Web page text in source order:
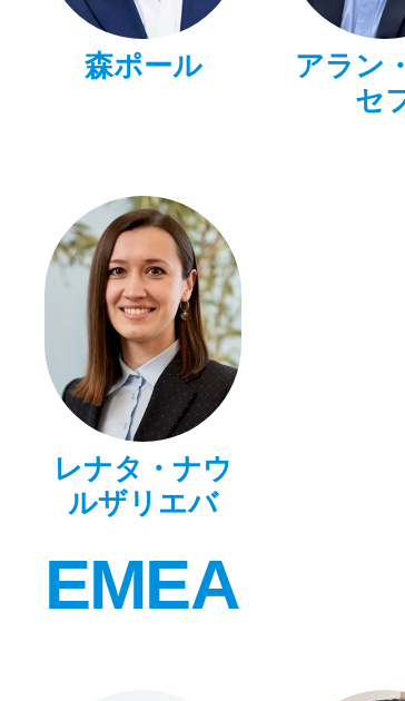
森ポール
アラン
セ
レナタ・ナウ
ルザリエバ
EMEA